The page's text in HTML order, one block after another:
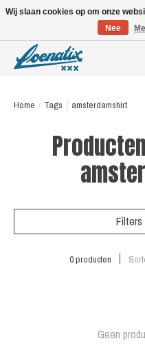
Home / Tags / amsterdamshirt
Filters
0 producten
Geen
Wij slaan cookies op om onze
Nee